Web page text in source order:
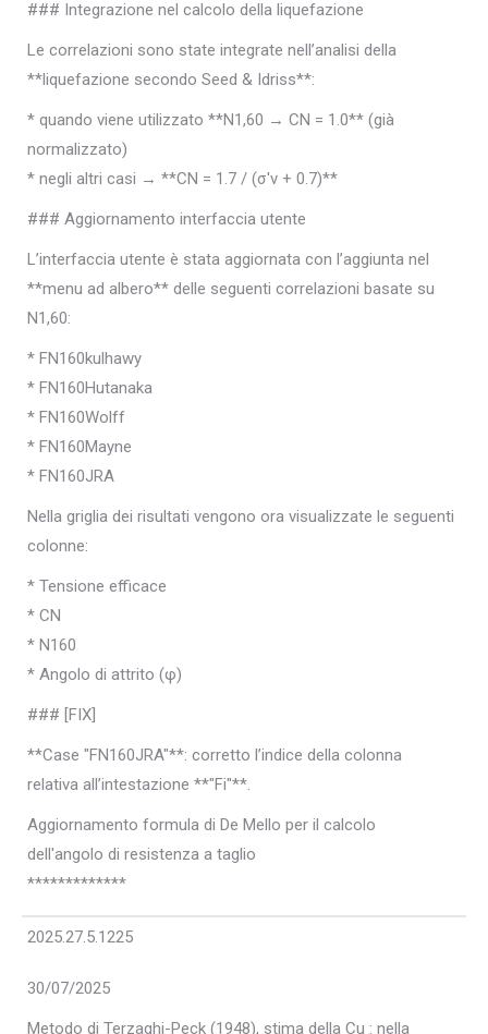
### Integrazione nel calcolo della liquefazione
Le correlazioni sono state integrate nell’analisi della
**liquefazione secondo Seed & Idriss**:
* quando viene utilizzato **N1,60 → CN = 1.0** (già
normalizzato)
* negli altri casi → **CN = 1.7 / (σ'v + 0.7)**
### Aggiornamento interfaccia utente
L’interfaccia utente è stata aggiornata con l’aggiunta nel
**menu ad albero** delle seguenti correlazioni basate su
N1,60:
* FN160kulhawy
* FN160Hutanaka
* FN160Wolff
* FN160Mayne
* FN160JRA
Nella griglia dei risultati vengono ora visualizzate le seguenti
colonne:
* Tensione efficace
* CN
* N160
* Angolo di attrito (φ)
### [FIX]
**Case "FN160JRA"**: corretto l’indice della colonna
relativa all’intestazione **"Fi"**.
Aggiornamento formula di De Mello per il calcolo
dell'angolo di resistenza a taglio
*************
2025.27.5.1225
30/07/2025
Metodo di Terzaghi-Peck (1948), stima della Cu : nella